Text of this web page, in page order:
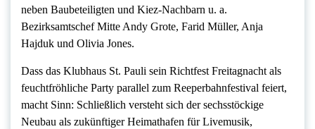
neben Baubeteiligten und Kiez-Nachbarn u. a.
Bezirksamtschef Mitte Andy Grote, Farid Müller, Anja
Hajduk und Olivia Jones.
Dass das Klubhaus St. Pauli sein Richtfest Freitagnacht als
feuchtfröhliche Party parallel zum Reeperbahnfestival feiert,
macht Sinn: Schließlich versteht sich der sechsstöckige
Neubau als zukünftiger Heimathafen für Livemusik,